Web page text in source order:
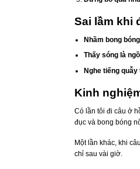
Sai lầm khi
Nhầm bong
Thấy sóng là
Nghe tiếng quẫy
Kinh
Có lần tôi đi câu ở
đục và bong bóng
Một lần khác, khi
chỉ sau vài giờ.